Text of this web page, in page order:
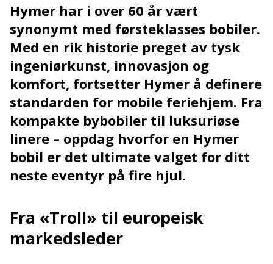
Hymer har i over 60 år vært
synonymt med førsteklasses bobiler.
Med en rik historie preget av tysk
ingeniørkunst, innovasjon og
komfort, fortsetter Hymer å definere
standarden for mobile feriehjem. Fra
kompakte bybobiler til luksuriøse
linere – oppdag hvorfor en Hymer
bobil er det ultimate valget for ditt
neste eventyr på fire hjul.
Fra «Troll» til europeisk
markedsleder